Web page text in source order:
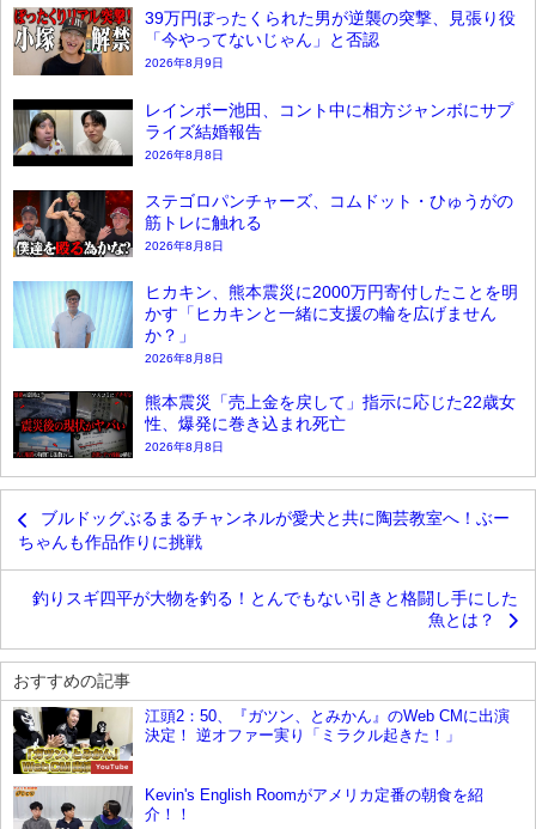
39万円ぼったくられた男が逆襲の突撃、見張り役
「今やってないじゃん」と否認
2026年8月9日
レインボー池田、コント中に相方ジャンボにサプ
ライズ結婚報告
2026年8月8日
ステゴロパンチャーズ、コムドット・ひゅうがの
筋トレに触れる
2026年8月8日
ヒカキン、熊本震災に2000万円寄付したことを明
かす「ヒカキンと一緒に支援の輪を広げません
か？」
2026年8月8日
熊本震災「売上金を戻して」指示に応じた22歳女
性、爆発に巻き込まれ死亡
2026年8月8日
ブルドッグぶるまるチャンネルが愛犬と共に陶芸教室へ！ぶー
ちゃんも作品作りに挑戦
釣りスギ四平が大物を釣る！とんでもない引きと格闘し手にした
魚とは？
おすすめの記事
YouTube
江頭2：50、『ガツン、とみかん』のWeb CMに出演
決定！ 逆オファー実り「ミラクル起きた！」
Kevin's English Roomがアメリカ定番の朝食を紹
介！！